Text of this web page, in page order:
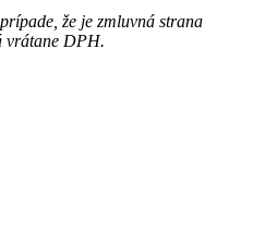
že je zmluvná strana
vrátane DPH.